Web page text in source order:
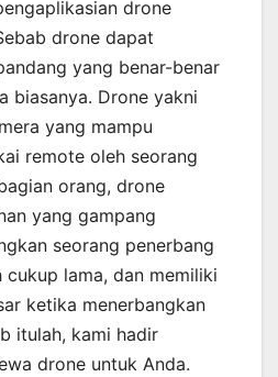
drone
drone dapat
yang benar-benar
biasanya. Drone yakni
yang mampu
remote oleh seorang
orang, drone
yang gampang
seorang penerbang
lama, dan memiliki
ketika menerbangkan
itulah, kami hadir
drone untuk Anda.